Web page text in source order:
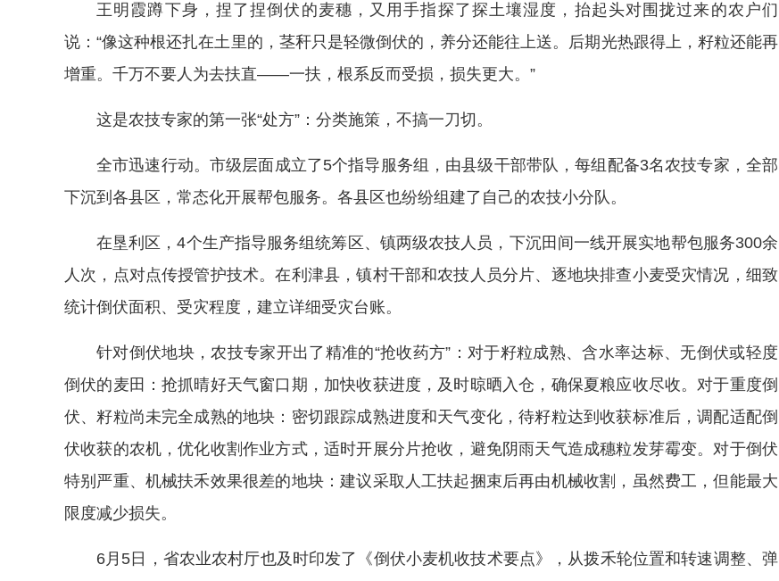
王明霞蹲下身，捏了捏倒伏的麦穗，又用手指探了探土壤湿度，抬起头对围拢过来的农户们
说：“像这种根还扎在土里的，茎秆只是轻微倒伏的，养分还能往上送。后期光热跟得上，籽粒还能再
增重。千万不要人为去扶直——一扶，根系反而受损，损失更大。”
这是农技专家的第一张“处方”：分类施策，不搞一刀切。
全市迅速行动。市级层面成立了5个指导服务组，由县级干部带队，每组配备3名农技专家，全部
下沉到各县区，常态化开展帮包服务。各县区也纷纷组建了自己的农技小分队。
在垦利区，4个生产指导服务组统筹区、镇两级农技人员，下沉田间一线开展实地帮包服务300余
人次，点对点传授管护技术。在利津县，镇村干部和农技人员分片、逐地块排查小麦受灾情况，细致
统计倒伏面积、受灾程度，建立详细受灾台账。
针对倒伏地块，农技专家开出了精准的“抢收药方”：对于籽粒成熟、含水率达标、无倒伏或轻度
倒伏的麦田：抢抓晴好天气窗口期，加快收获进度，及时晾晒入仓，确保夏粮应收尽收。对于重度倒
伏、籽粒尚未完全成熟的地块：密切跟踪成熟进度和天气变化，待籽粒达到收获标准后，调配适配倒
伏收获的农机，优化收割作业方式，适时开展分片抢收，避免阴雨天气造成穗粒发芽霉变。对于倒伏
特别严重、机械扶禾效果很差的地块：建议采取人工扶起捆束后再由机械收割，虽然费工，但能最大
限度减少损失。
6月5日，省农业农村厅也及时印发了《倒伏小麦机收技术要点》，从拨禾轮位置和转速调整、弹